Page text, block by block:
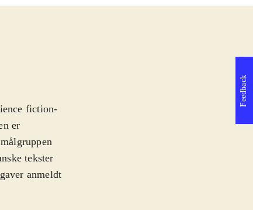
fiction-
er
tekster
anmeldt
Feedback